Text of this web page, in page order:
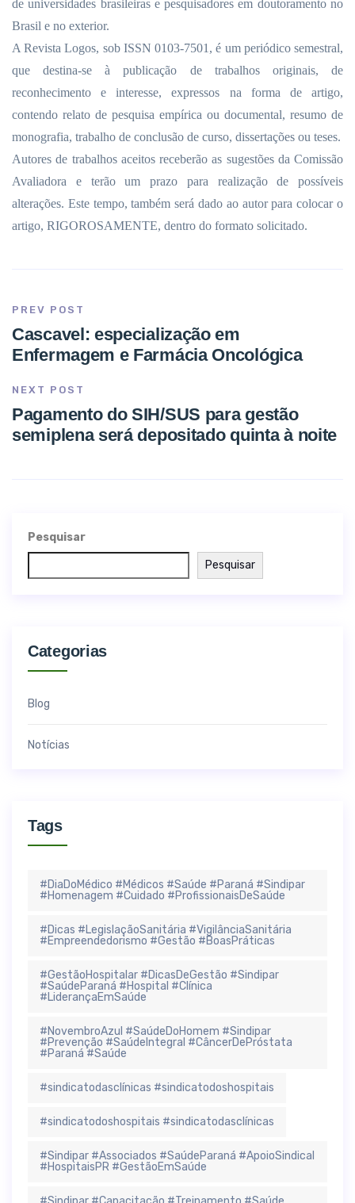
de universidades brasileiras e pesquisadores em doutoramento no
Brasil e no exterior.
A Revista Logos, sob ISSN 0103-7501, é um periódico semestral,
que destina-se à publicação de trabalhos originais, de
reconhecimento e interesse, expressos na forma de artigo,
contendo relato de pesquisa empírica ou documental, resumo de
monografia, trabalho de conclusão de curso, dissertações ou teses.
Autores de trabalhos aceitos receberão as sugestões da Comissão
Avaliadora e terão um prazo para realização de possíveis
alterações. Este tempo, também será dado ao autor para colocar o
artigo, RIGOROSAMENTE, dentro do formato solicitado.
PREV POST
Cascavel: especialização em
Enfermagem e Farmácia Oncológica
NEXT POST
Pagamento do SIH/SUS para gestão
semiplena será depositado quinta à noite
Pesquisar
Pesquisar
Categorias
Blog
Notícias
Tags
#DiaDoMédico #Médicos #Saúde #Paraná #Sindipar
#Homenagem #Cuidado #ProfissionaisDeSaúde
#Dicas #LegislaçãoSanitária #VigilânciaSanitária
#Empreendedorismo #Gestão #BoasPráticas
#GestãoHospitalar #DicasDeGestão #Sindipar
#SaúdeParaná #Hospital #Clínica
#LiderançaEmSaúde
#NovembroAzul #SaúdeDoHomem #Sindipar
#Prevenção #SaúdeIntegral #CâncerDePróstata
#Paraná #Saúde
#sindicatodasclínicas #sindicatodoshospitais
#sindicatodoshospitais #sindicatodasclínicas
#Sindipar #Associados #SaúdeParaná #ApoioSindical
#HospitaisPR #GestãoEmSaúde